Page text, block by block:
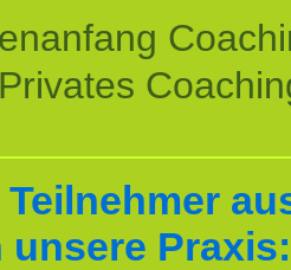
unsere Praxis: